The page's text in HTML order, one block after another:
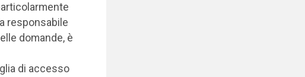
responsabile
domande, è
di accesso